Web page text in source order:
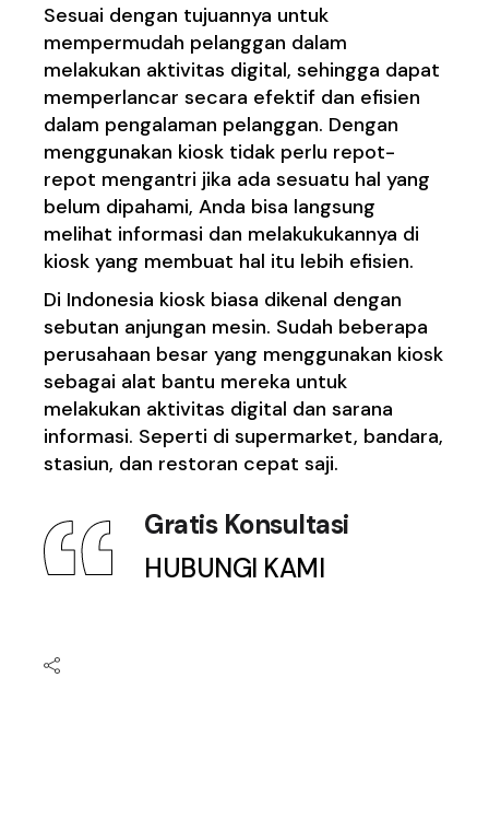
Sesuai dengan tujuannya untuk
mempermudah pelanggan dalam
melakukan aktivitas digital, sehingga dapat
memperlancar secara efektif dan efisien
dalam pengalaman pelanggan. Dengan
menggunakan kiosk tidak perlu repot-
repot mengantri jika ada sesuatu hal yang
belum dipahami, Anda bisa langsung
melihat informasi dan melakukukannya di
kiosk yang membuat hal itu lebih efisien.
Di Indonesia kiosk biasa dikenal dengan
sebutan anjungan mesin. Sudah beberapa
perusahaan besar yang menggunakan kiosk
sebagai alat bantu mereka untuk
melakukan aktivitas digital dan sarana
informasi. Seperti di supermarket, bandara,
stasiun, dan restoran cepat saji.
Gratis Konsultasi
HUBUNGI KAMI